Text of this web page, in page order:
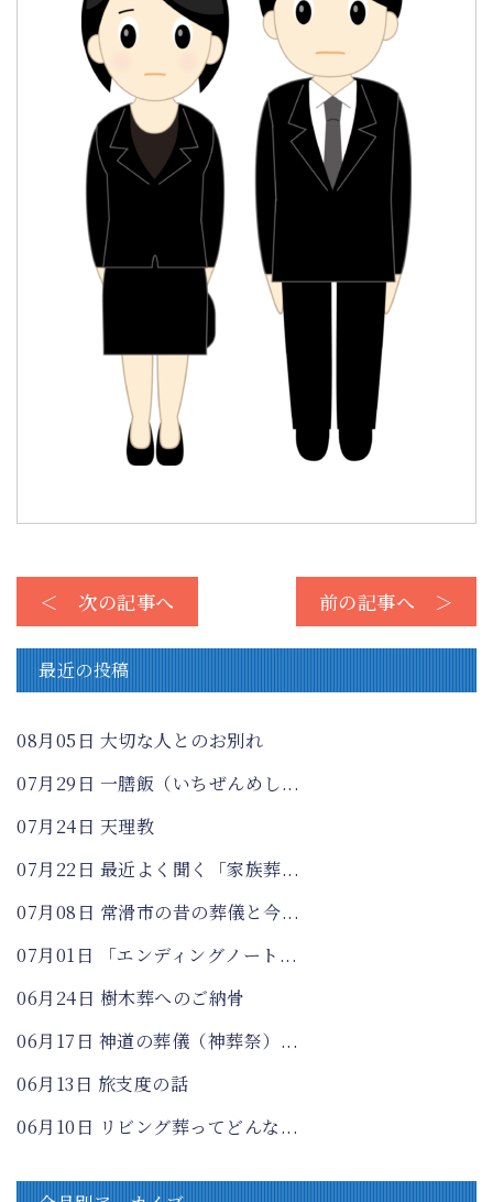
＜ 次の記事へ 前の記事へ ＞
最近の投稿
08月05日 大切な人とのお別れ
07月29日 一膳飯（いちぜんめし...
07月24日 天理教
07月22日 最近よく聞く「家族葬...
07月08日 常滑市の昔の葬儀と今...
07月01日 「エンディングノート...
06月24日 樹木葬へのご納骨
06月17日 神道の葬儀（神葬祭）...
06月13日 旅支度の話
06月10日 リビング葬ってどんな...